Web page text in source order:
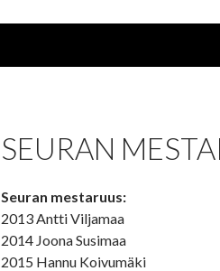
SEURAN
Seuran mestaruus:
2013 Antti Viljamaa
2014 Joona Susimaa
2015 Hannu Koivumäki